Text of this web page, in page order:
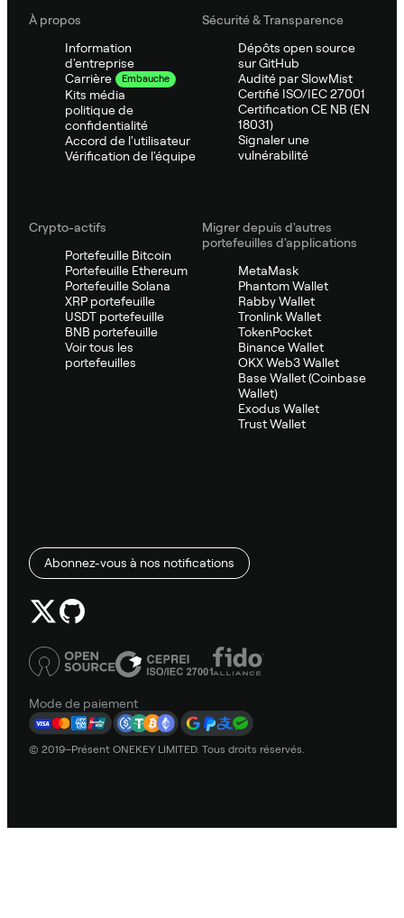
À propos
Information
d'entreprise
Carrière
Embauche
Kits média
politique de
confidentialité
Accord de l'utilisateur
Vérification de l'équipe
Sécurité & Transparence
Dépôts open source
sur GitHub
Audité par SlowMist
Certifié ISO/IEC 27001
Certification CE NB (EN
18031)
Signaler une
vulnérabilité
Crypto-actifs
Portefeuille Bitcoin
Portefeuille Ethereum
Portefeuille Solana
XRP portefeuille
USDT portefeuille
BNB portefeuille
Voir tous les
portefeuilles
Migrer depuis d'autres
portefeuilles d'applications
MetaMask
Phantom Wallet
Rabby Wallet
Tronlink Wallet
TokenPocket
Binance Wallet
OKX Web3 Wallet
Base Wallet (Coinbase
Wallet)
Exodus Wallet
Trust Wallet
Abonnez-vous à nos notifications
Mode de paiement
© 2019–Présent ONEKEY LIMITED. Tous droits réservés.